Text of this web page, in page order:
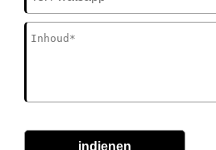
indienen